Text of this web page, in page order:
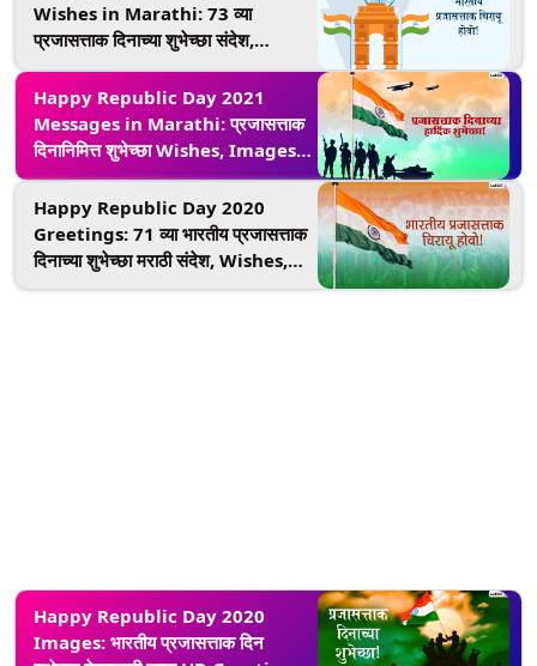
Wishes in Marathi: 73 व्या
प्रजासत्ताक दिनाच्या शुभेच्छा संदेश,
WhatsApp Status, Messages
शेअर करत व्यक्त करा देशाभिमान!
Happy Republic Day 2021
Messages in Marathi: प्रजासत्ताक
दिनानिमित्त शुभेच्छा Wishes, Images,
WhatsApp Stickers द्वारे देऊन
साजरा करा राष्ट्रीय सण!
Happy Republic Day 2020
Greetings: 71 व्या भारतीय प्रजासत्ताक
दिनाच्या शुभेच्छा मराठी संदेश, Wishes,
Messages, HD Images, GIFs च्या
Happy Republic Day 2020
Images: भारतीय प्रजासत्ताक दिन